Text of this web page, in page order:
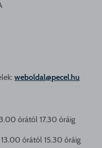
weboldal@pecel.hu
órától 17.30 óráig
órától 15.30 óráig